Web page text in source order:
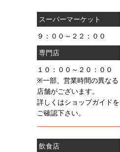
スーパーマーケット
９：００～２２：００
専門店
１０：００～２０：００
※一部、営業時間の異なる
店舗がございます。
詳しくはショップガイドを
ご確認下さい。
飲食店